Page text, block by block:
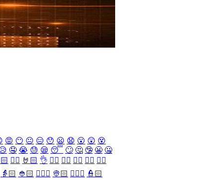
😡 😶 😐 😑 😯 😦 😧 😮 😲 😵
🤤 😭 😓 😪 😴 🙄 🤔 🤥 😬 🤐
✌🏻 🤘🏻 👌 👈🏻 👉🏻 👆🏻 👇🏻 ☝🏻
👵🏻 👲🏻 👳🏻‍♀️ 👳🏻 👮🏻‍♀️ 👮🏻